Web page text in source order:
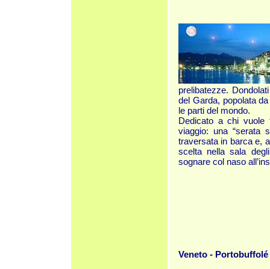
prelibatezze.
del Garda, popolata
le parti del mondo.
Dedicato a chi vuole
viaggio: una “serata
traversata in barca e,
scelta nella sala
sognare col naso
Veneto - Portobuffolé